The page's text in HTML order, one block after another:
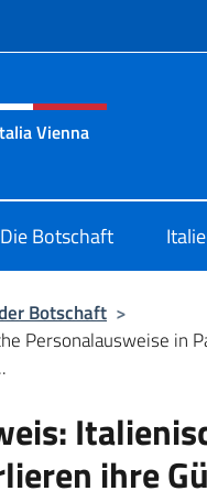
und Menü
Vienna
Die Botschaft
Botschaft >
Personalausweise in
ihre